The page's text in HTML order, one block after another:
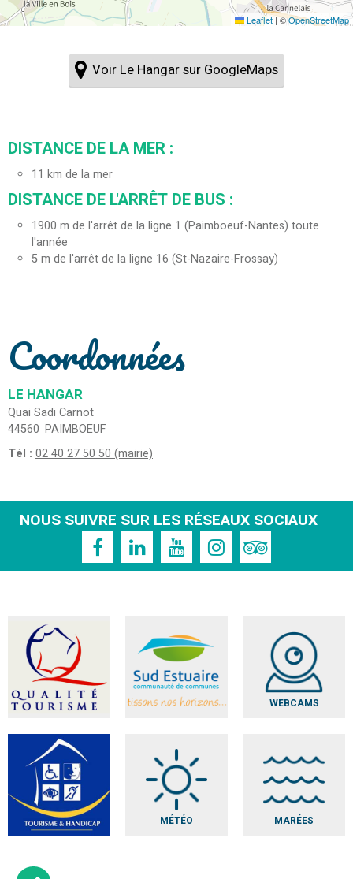
Leaflet|©OpenStreetMap
Voir Le Hangar sur GoogleMaps
DISTANCE DE LA MER :
11 km de la mer
DISTANCE DE L'ARRÊT DE BUS :
1900 m de l'arrêt de la ligne 1 (Paimboeuf-Nantes) toute
l'année
5m de l'arrêt de la ligne 16 (St-Nazaire-Frossay)
Coordonnées
LE HANGAR
Quai Sadi Carnot
44560 PAIMBOEUF
Tél : 02 40 27 50 50 (mairie)
NOUS SUIVRE SUR LES RÉSEAUX SOCIAUX
WEBCAMS
MÉTÉO MARÉES